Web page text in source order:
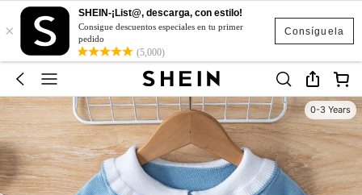
Consíguela
×
SHEIN-¡List@, descarga, con estilo!
Consigue descuentos especiales en tu primer
pedido
(5,000)
0-3 Years